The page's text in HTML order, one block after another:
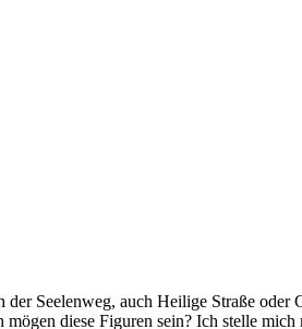
Seelenweg, auch Heilige Straße
diese Figuren sein? Ich stelle